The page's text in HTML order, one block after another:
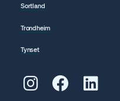
Sortland
Trondheim
Tynset